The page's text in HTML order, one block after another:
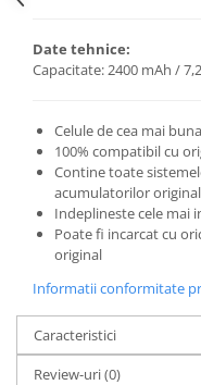
Date tehnice:
Capacitate: 2400 mAh /
Celule de cea mai
100% compatibil cu
Contine toate
acumulatorilor
Indeplineste cele mai
Poate fi incarcat cu
original
Informatii conformitate
Caracteristici
Review-uri(0)